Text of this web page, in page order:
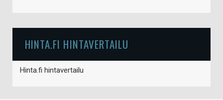
HINTA.FI HINTAVERTAILU
Hinta.fi hintavertailu